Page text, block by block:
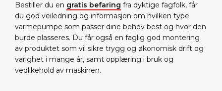
Bestiller du en gratis befaring fra dyktige fagfolk, får
du god veiledning og informasjon om hvilken type
varmepumpe som passer dine behov best og hvor den
burde plasseres. Du får også en faglig god montering
av produktet som vil sikre trygg og økonomisk drift og
varighet i mange år, samt opplæring i bruk og
vedlikehold av maskinen.